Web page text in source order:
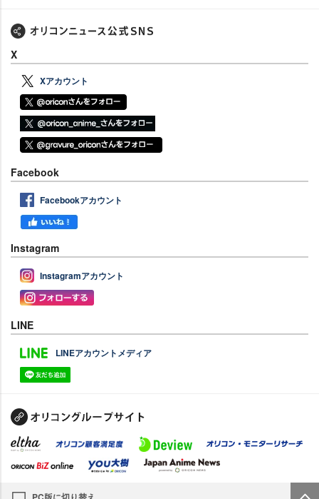
X
Xアカウント
Facebook
Facebookアカウント
Instagram
Instagramアカウント
LINE
LINEアカウントメディア